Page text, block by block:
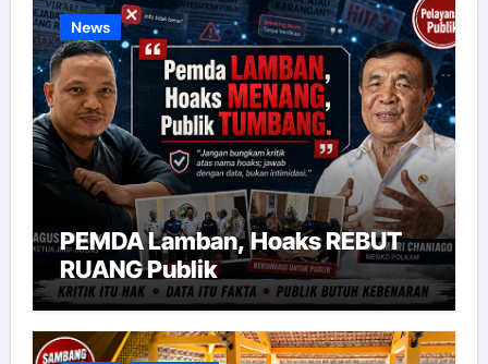
News
PEMDA Lamban, Hoaks REBUT
RUANG Publik